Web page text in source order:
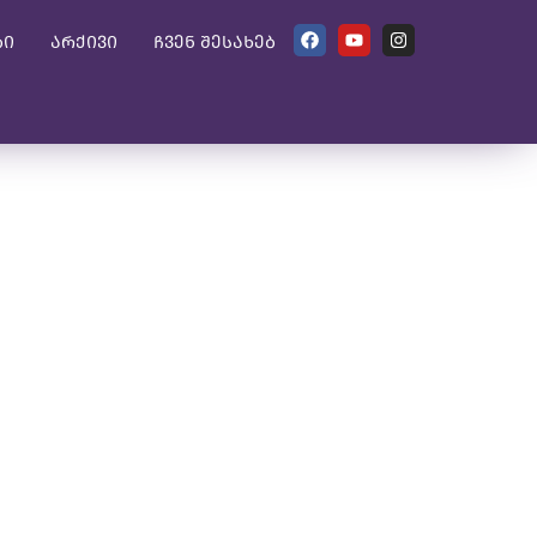
არქივი ჩვენ შესახებ